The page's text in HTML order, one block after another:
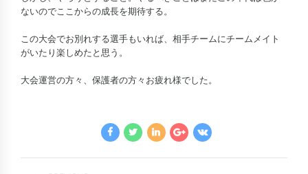
ないのでここからの成長を期待する。
この大会でお別れする選手もいれば、相手チームにチームメイト
がいたり楽しめたと思う。
大会運営の方々、保護者の方々お疲れ様でした。